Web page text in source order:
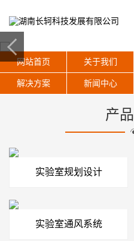
网站首页 关于我们
解决方案 新闻中心
产
实验室规划设计
实验室通风系统